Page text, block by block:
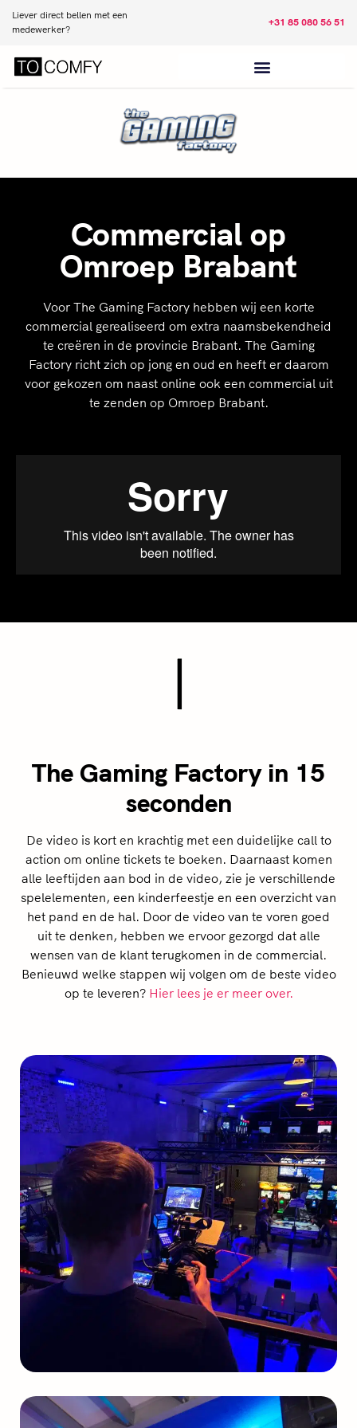
Liever direct bellen met een
medewerker?
+31 85 080 56 51
Commercial op
Omroep Brabant
Voor The Gaming Factory hebben wij een korte
commercial gerealiseerd om extra naamsbekendheid
te creëren in de provincie Brabant. The Gaming
Factory richt zich op jong en oud en heeft er daarom
voor gekozen om naast online ook een commercial uit
te zenden op Omroep Brabant.
The Gaming Factory in 15
seconden
De video is kort en krachtig met een duidelijke call to
action om online tickets te boeken. Daarnaast komen
alle leeftijden aan bod in de video, zie je verschillende
spelelementen, een kinderfeestje en een overzicht van
het pand en de hal. Door de video van te voren goed
uit te denken, hebben we ervoor gezorgd dat alle
wensen van de klant terugkomen in de commercial.
Benieuwd welke stappen wij volgen om de beste video
op te leveren? Hier lees je er meer over.